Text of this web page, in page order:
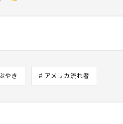
やき # アメリカ流れ者